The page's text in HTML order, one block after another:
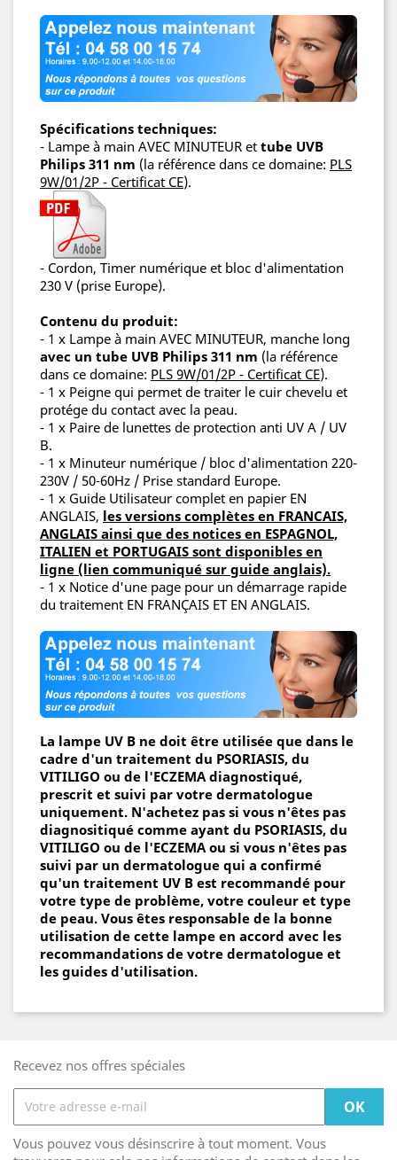
Spécifications techniques:
- Lampe à main AVEC MINUTEUR et tube UVB
Philips 311 nm (la référence dans ce domaine: PLS
9W/01/2P - Certificat CE).
- Cordon, Timer numérique et bloc d'alimentation
230 V (prise Europe).
Contenu du produit:
- 1 x Lampe à main AVEC MINUTEUR, manche long
avec un tube UVB Philips 311 nm (la référence
dans ce domaine: PLS 9W/01/2P - Certificat CE).
- 1 x Peigne qui permet de traiter le cuir chevelu et
protége du contact avec la peau.
- 1 x Paire de lunettes de protection anti UV A / UV
B.
- 1 x Minuteur numérique / bloc d'alimentation 220-
230V / 50-60Hz / Prise standard Europe.
- 1 x Guide Utilisateur complet en papier EN
ANGLAIS, les versions complètes en FRANCAIS,
ANGLAIS ainsi que des notices en ESPAGNOL,
ITALIEN et PORTUGAIS sont disponibles en
ligne (lien communiqué sur guide anglais).
- 1 x Notice d'une page pour un démarrage rapide
du traitement EN FRANÇAIS ET EN ANGLAIS.
La lampe UV B ne doit être utilisée que dans le
cadre d'un traitement du PSORIASIS, du
VITILIGO ou de l'ECZEMA diagnostiqué,
prescrit et suivi par votre dermatologue
uniquement. N'achetez pas si vous n'êtes pas
diagnositiqué comme ayant du PSORIASIS, du
VITILIGO ou de l'ECZEMA ou si vous n'êtes pas
suivi par un dermatologue qui a confirmé
qu'un traitement UV B est recommandé pour
votre type de problème, votre couleur et type
de peau. Vous êtes responsable de la bonne
utilisation de cette lampe en accord avec les
recommandations de votre dermatologue et
les guides d'utilisation.
Recevez nos offres spéciales
Vous pouvez vous désinscrire à tout moment. Vous